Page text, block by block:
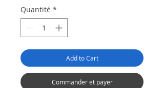
Quantité *
Add to Cart
Commander et payer